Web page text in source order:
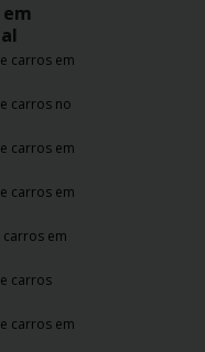
carros em
carros no
carros em
carros em
em
carros
carros em